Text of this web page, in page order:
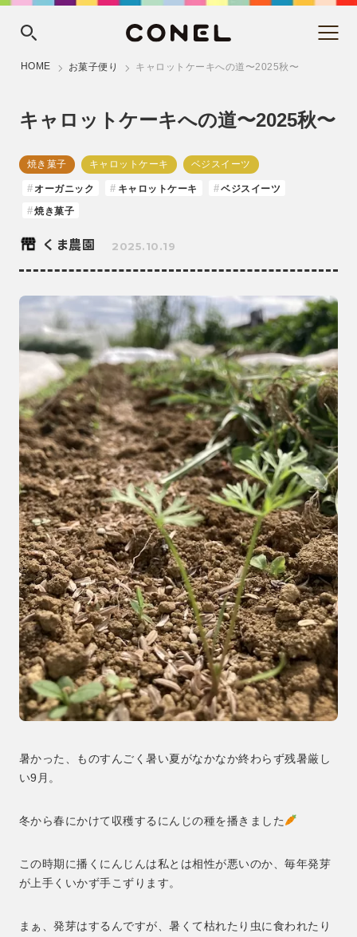
HOME お菓子便り キャロットケーキへの道〜2025秋〜
キャロットケーキへの道〜2025秋〜
焼き菓子 キャロットケーキ ベジスイーツ
オーガニック キャロットケーキ
ベジスイーツ
焼き菓子
くま農園 2025.10.19
暑かった、ものすんごく暑い夏がなかなか終わらず残暑厳し
い9月。
冬から春にかけて収穫するにんじの種を播きました
この時期に播くにんじんは私とは相性が悪いのか、毎年発芽
が上手くいかず手こずります。
まぁ、発芽はするんですが、暑くて枯れたり虫に食われたり